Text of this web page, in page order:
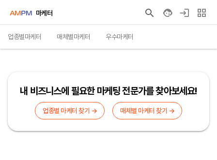
마케터
업종별마케터 매체별마케터 우수마케터
내 비즈니스에 필요한 마케팅 전문가를 찾아보세요!
업종별 마케터 찾기 → 매체별 마케터 찾기 →